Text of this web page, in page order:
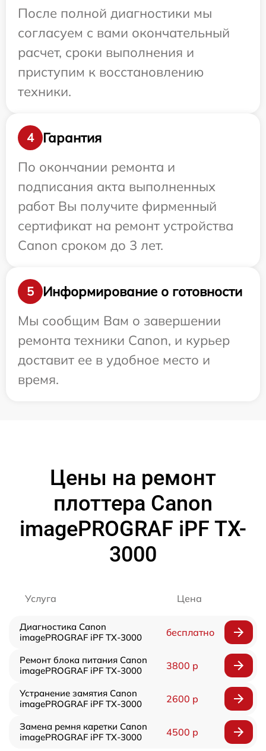
После полной диагностики мы
согласуем с вами окончательный
расчет, сроки выполнения и
приступим к восстановлению
техники.
4
Гарантия
По окончании ремонта и
подписания акта выполненных
работ Вы получите фирменный
сертификат на ремонт устройства
Canon сроком до 3 лет.
5
Информирование о готовности
Мы сообщим Вам о завершении
ремонта техники Canon, и курьер
доставит ее в удобное место и
время.
Цены на ремонт
плоттера Canon
imagePROGRAF iPF TX-
3000
Услуга Цена
Диагностика Canon
imagePROGRAF iPF TX-3000
бесплатно
Ремонт блока питания Canon
imagePROGRAF iPF TX-3000
3800 р
Устранение замятия Canon
imagePROGRAF iPF TX-3000
2600 р
Замена ремня каретки Canon
imagePROGRAF iPF TX-3000
4500 р